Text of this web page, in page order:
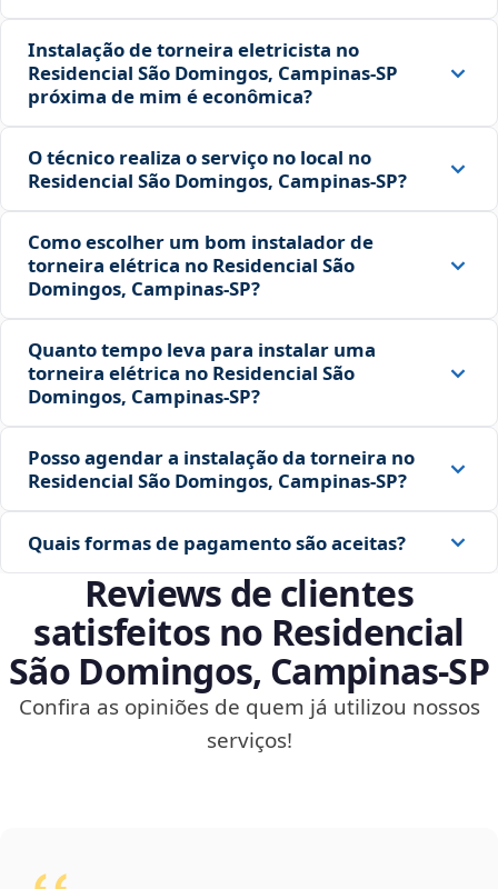
Instalação de torneira eletricista no
Residencial São Domingos, Campinas‑SP
próxima de mim é econômica?
O técnico realiza o serviço no local no
Residencial São Domingos, Campinas‑SP?
Como escolher um bom instalador de
torneira elétrica no Residencial São
Domingos, Campinas‑SP?
Quanto tempo leva para instalar uma
torneira elétrica no Residencial São
Domingos, Campinas‑SP?
Posso agendar a instalação da torneira no
Residencial São Domingos, Campinas‑SP?
Quais formas de pagamento são aceitas?
Reviews de clientes
satisfeitos no Residencial
São Domingos, Campinas‑SP
Confira as opiniões de quem já utilizou nossos
serviços!